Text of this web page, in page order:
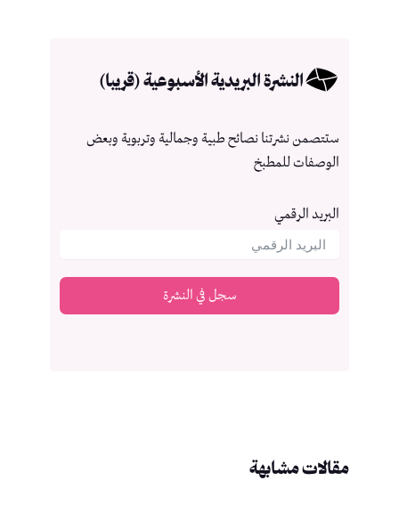
النشرة البريدية الأسبوعية (قريبا)
ستتصمن نشرتنا نصائح طبية وجمالية وتربوية وبعض
الوصفات للمطبخ
البريد الرقمي
سجل في النشرة
مقالات مشابهة